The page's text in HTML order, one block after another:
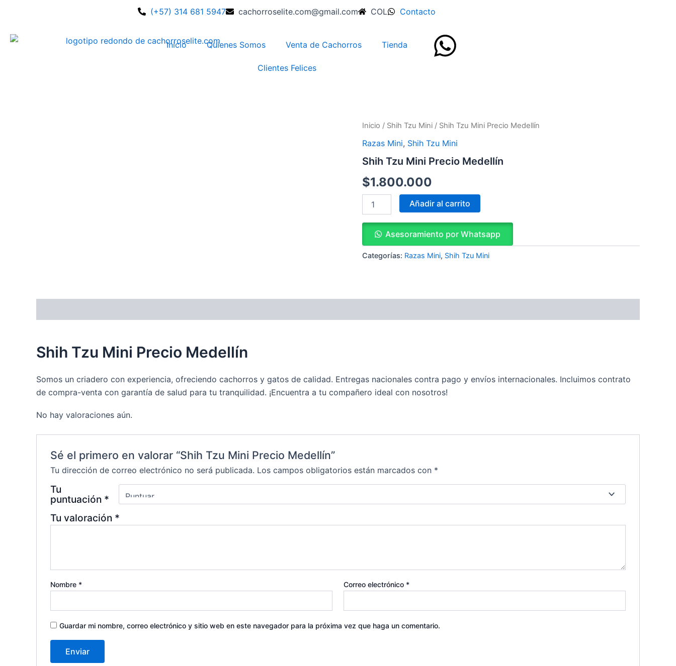
contenido
(+57) 314 681 5947 cachorroselite.com@gmail.com COL Contacto
Inicio Quienes Somos Venta de Cachorros Tienda
Clientes Felices
W
t
s
a
p
p
Inicio / Shih Tzu Mini / Shih Tzu Mini Precio Medellín
Razas Mini, Shih Tzu Mini
Shih Tzu Mini Precio Medellín
$1.800.000
Shih
Mini
Medellín
Añadir al carrito
Asesoramiento por Whatsapp
Categorías: Razas Mini, Shih Tzu Mini
Shih Tzu Mini Precio Medellín
Somos un criadero con experiencia, ofreciendo cachorros y gatos de calidad. Entregas nacionales contra pago y envíos internacionales. Incluimos contrato
de compra-venta con garantía de salud para tu tranquilidad. ¡Encuentra a tu compañero ideal con nosotros!
No hay valoraciones aún.
Sé el primero en valorar “Shih Tzu Mini Precio Medellín”
Tu dirección de correo electrónico no será publicada. Los campos obligatorios están marcados con *
Tu
puntuación *
Tu valoración *
Nombre * Correo electrónico *
Guardar mi nombre, correo electrónico y sitio web en este navegador para la próxima vez que haga un comentario.